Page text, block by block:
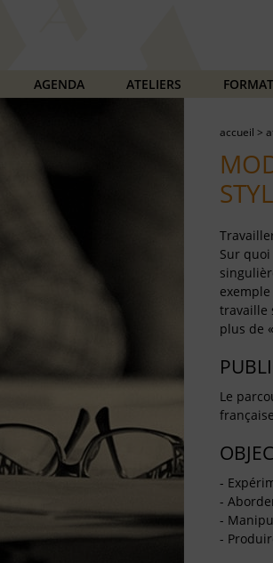
AGENDA ATELIERS
accueil >
Sur
travaille
plus de
Le
-
-
-
-